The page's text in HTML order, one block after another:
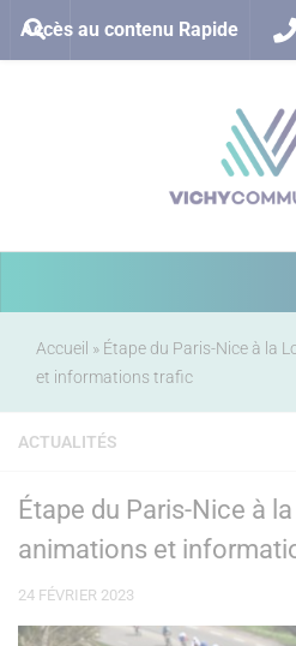
Accès au contenu Rapide
Accueil » Étape du Paris-Nice à la
et informations trafic
ACTUALITÉS
Étape du Paris-Nice à
animations et
24 FÉVRIER 2023